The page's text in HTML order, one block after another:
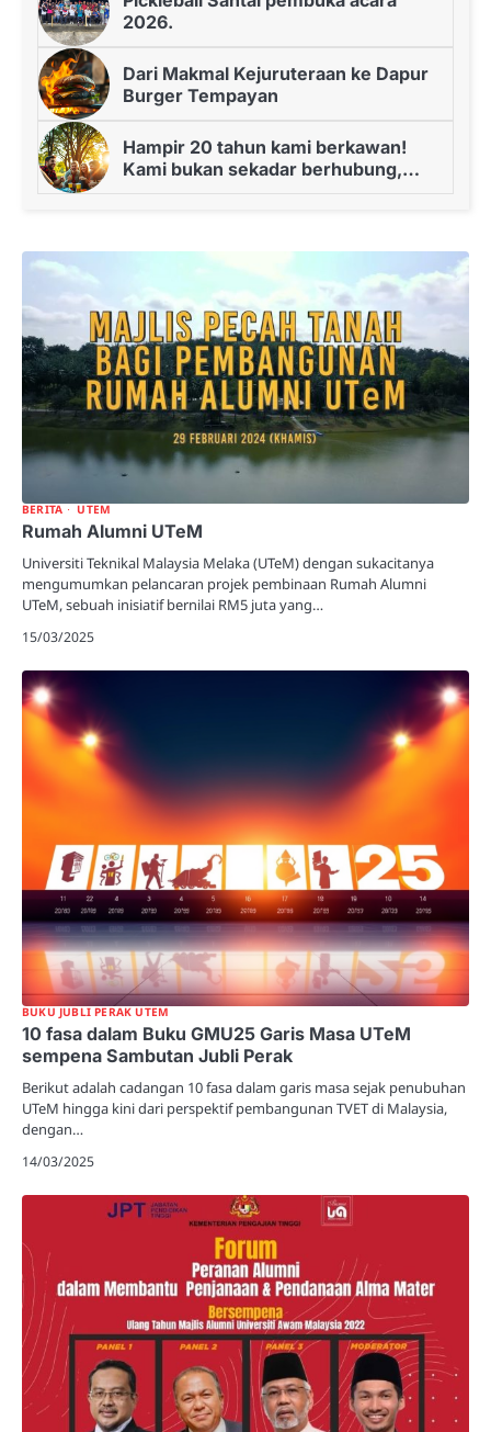
2026.
Dari Makmal Kejuruteraan ke Dapur
Burger Tempayan
Hampir 20 tahun kami berkawan!
Kami bukan sekadar berhubung,
BERITA UTEM
Rumah Alumni UTeM
Universiti Teknikal Malaysia Melaka (UTeM) dengan sukacitanya
mengumumkan pelancaran projek pembinaan Rumah Alumni
UTeM, sebuah inisiatif bernilai RM5 juta yang…
15/03/2025
BUKU JUBLI PERAK UTEM
10 fasa dalam Buku GMU25 Garis Masa UTeM
sempena Sambutan Jubli Perak
Berikut adalah cadangan 10 fasa dalam garis masa sejak penubuhan
UTeM hingga kini dari perspektif pembangunan TVET di Malaysia,
dengan…
14/03/2025